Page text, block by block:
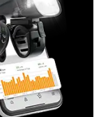
die
zunehmend
Social Media,
eingesetzt.
großer
von